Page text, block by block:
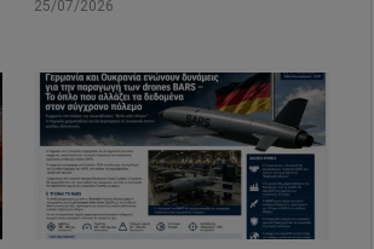
25/07/2026